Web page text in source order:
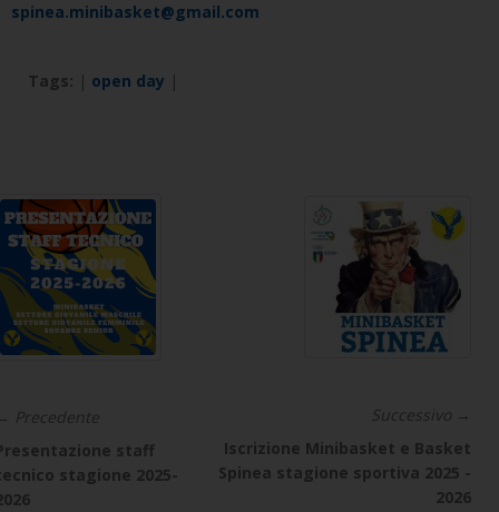
spinea.minibasket@gmail.com
Tags: | open day |
Precedente
staff
stagione 2025-
Successivo →
Iscrizione Minibasket e Basket
Spinea stagione sportiva 2025 -
2026